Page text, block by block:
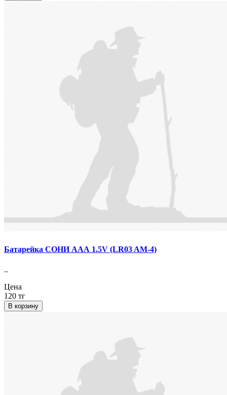
Батарейка СОНИ AAА 1.5V (LR03 AM-4)
..
Цена
120 тг
В корзину